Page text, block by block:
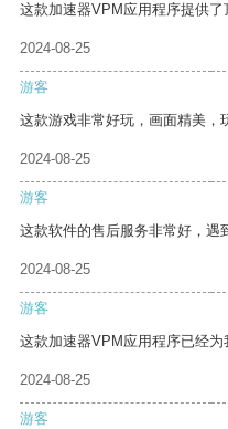
这款加速器VPM应用程序提供了
2024-08-25
游客
这款游戏非常好玩，画面精美，
2024-08-25
游客
这款软件的售后服务非常好，遇
2024-08-25
游客
这款加速器VPM应用程序已经为
2024-08-25
游客